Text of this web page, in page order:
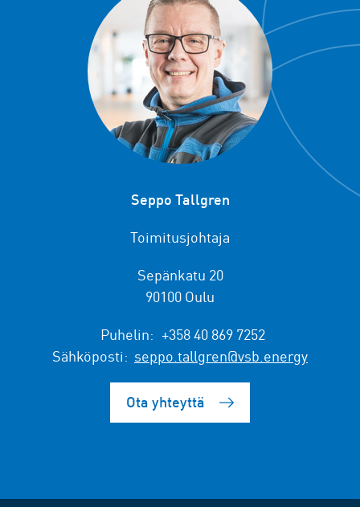
Seppo Tallgren
Toimitusjohtaja
Sepänkatu 20
90100 Oulu
Puhelin: +358 40 869 7252
Sähköposti: seppo.tallgren@vsb.energy
Ota yhteyttä